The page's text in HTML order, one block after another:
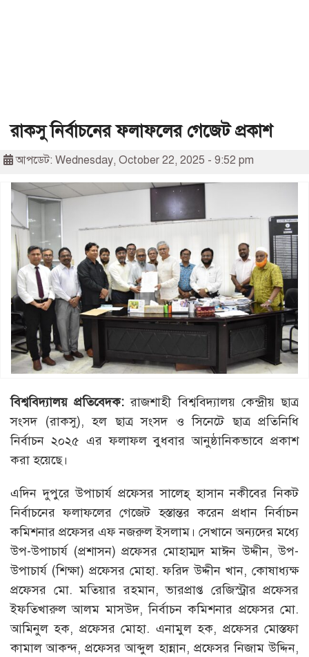
রাকসু নির্বাচনের ফলাফলের গেজেট প্রকাশ
আপডেট: Wednesday, October 22, 2025 - 9:52 pm
বিশ্ববিদ্যালয় প্রতিবেদক: রাজশাহী বিশ্ববিদ্যালয় কেন্দ্রীয় ছাত্র
সংসদ (রাকসু), হল ছাত্র সংসদ ও সিনেটে ছাত্র প্রতিনিধি
নির্বাচন ২০২৫ এর ফলাফল বুধবার আনুষ্ঠানিকভাবে প্রকাশ
করা হয়েছে।
এদিন দুপুরে উপাচার্য প্রফেসর সালেহ্ হাসান নকীবের নিকট
নির্বাচনের ফলাফলের গেজেট হস্তান্তর করেন প্রধান নির্বাচন
কমিশনার প্রফেসর এফ নজরুল ইসলাম। সেখানে অন্যদের মধ্যে
উপ-উপাচার্য (প্রশাসন) প্রফেসর মোহাম্মদ মাঈন উদ্দীন, উপ-
উপাচার্য (শিক্ষা) প্রফেসর মোহা. ফরিদ উদ্দীন খান, কোষাধ্যক্ষ
প্রফেসর মো. মতিয়ার রহমান, ভারপ্রাপ্ত রেজিস্ট্রার প্রফেসর
ইফতিখারুল আলম মাসউদ, নির্বাচন কমিশনার প্রফেসর মো.
আমিনুল হক, প্রফেসর মোহা. এনামুল হক, প্রফেসর মোস্তফা
কামাল আকন্দ, প্রফেসর আব্দুল হান্নান, প্রফেসর নিজাম উদ্দিন,